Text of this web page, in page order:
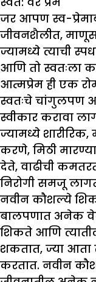
जर आपण स्व-
जीवनशैलीत, माणूस
ज्यामध्ये त्याची
आणि तो स्वतःला
आत्मप्रेम ही एक
स्वतःचे चांगुलपण
स्वीकार करावा
ज्यामध्ये
करणे, मिठी
देते, वाढीची
निरोगी समजू
नवीन कौशल्ये
बालपणात अनेक
शिकते आणि
शकतात, ज्या आता
करतात. नवीन